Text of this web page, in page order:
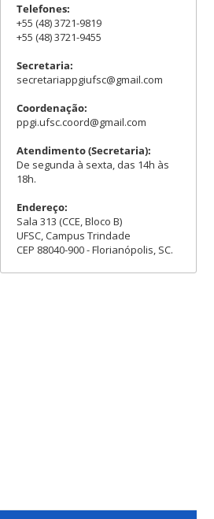
Telefones:
+55 (48) 3721-9819
+55 (48) 3721-9455
Secretaria:
secretariappgiufsc@gmail.com
Coordenação:
ppgi.ufsc.coord@gmail.com
Atendimento (Secretaria):
De segunda à sexta, das 14h às
18h.
Endereço:
Sala 313 (CCE, Bloco B)
UFSC, Campus Trindade
CEP 88040-900 - Florianópolis, SC.